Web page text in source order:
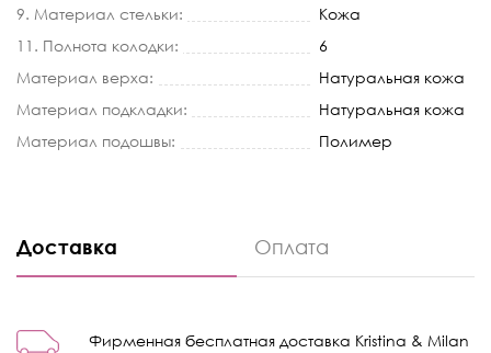
9. Материал стельки:
Кожа
11. Полнота колодки:
6
Материал верха:
Натуральная кожа
Материал подкладки:
Натуральная кожа
Материал подошвы:
Полимер
Доставка Оплата
Фирменная бесплатная доставка Kristina & Milan